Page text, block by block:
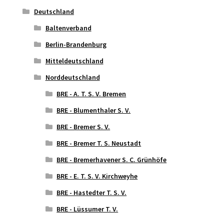
Deutschland
Baltenverband
Berlin-Brandenburg
Mitteldeutschland
Norddeutschland
BRE - A. T. S. V. Bremen
BRE - Blumenthaler S. V.
BRE - Bremer S. V.
BRE - Bremer T. S. Neustadt
BRE - Bremerhavener S. C. Grünhöfe
BRE - E. T. S. V. Kirchweyhe
BRE - Hastedter T. S. V.
BRE - Lüssumer T. V.